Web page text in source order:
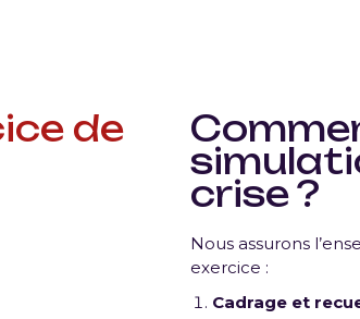
de
crise ?
Nous assurons
exercice :
Cadrage et